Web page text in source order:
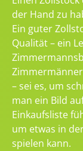
der Hand zu
Ein guter
Qualität – ein
– sei es, um
man ein Bild
Einkaufsliste
um etwas in
spielen kann.